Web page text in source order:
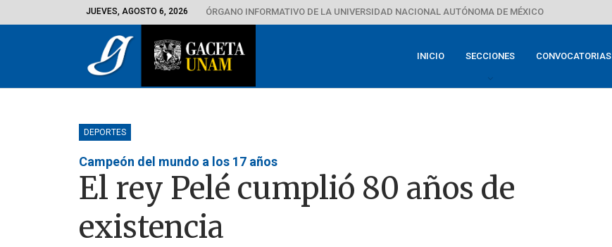
JUEVES, AGOSTO 6, 2026 ÓRGANO INFORMATIVO DE LA UNIVERSIDAD NACIONAL AUTÓNOMA DE MÉXICO
INICIO SECCIONES CONVOCATORIAS
DEPORTES
Campeón del mundo a los 17 años
El rey Pelé cumplió 80 años de
existencia